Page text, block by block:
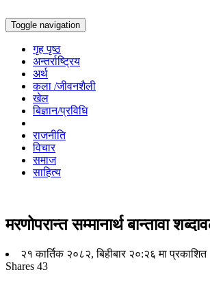
Toggle navigation
गृह पृष्ठ
अन्तर्राष्ट्रिय
अर्थ
कला /जीवनशैली
खेल
बिज्ञान/प्रविधि
राजनीति
विचार
समाज
साहित्य
मरणोपरान्त सम्मानार्थ बान्तावा
२१ कार्तिक २०८२, बिहीबार २०:२६ मा प्रकाशित
Shares 43